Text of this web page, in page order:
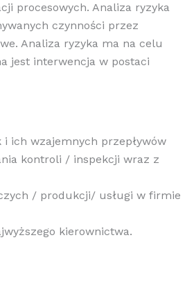
procesowych. Analiza ryzyka
czynności przez
Analiza ryzyka ma na celu
jest interwencja w postaci
ich wzajemnych przepływów
kontroli / inspekcji wraz z
/ produkcji/ usługi w firmie
kierownictwa.